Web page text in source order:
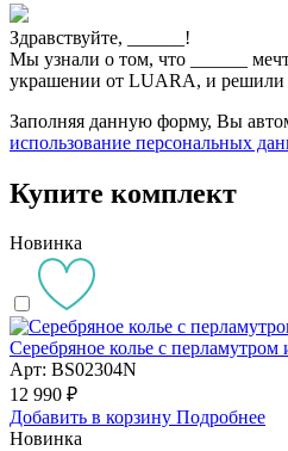
Здравствуйте,
!
Мы узнали о том, что
украшении от LUARA, и решили
Заполняя данную форму, Вы
использование персональных
Купите комплект
Новинка
Серебряное колье с
Арт: BS02304N
12 990 ₽
Добавить в корзину Подробнее
Новинка